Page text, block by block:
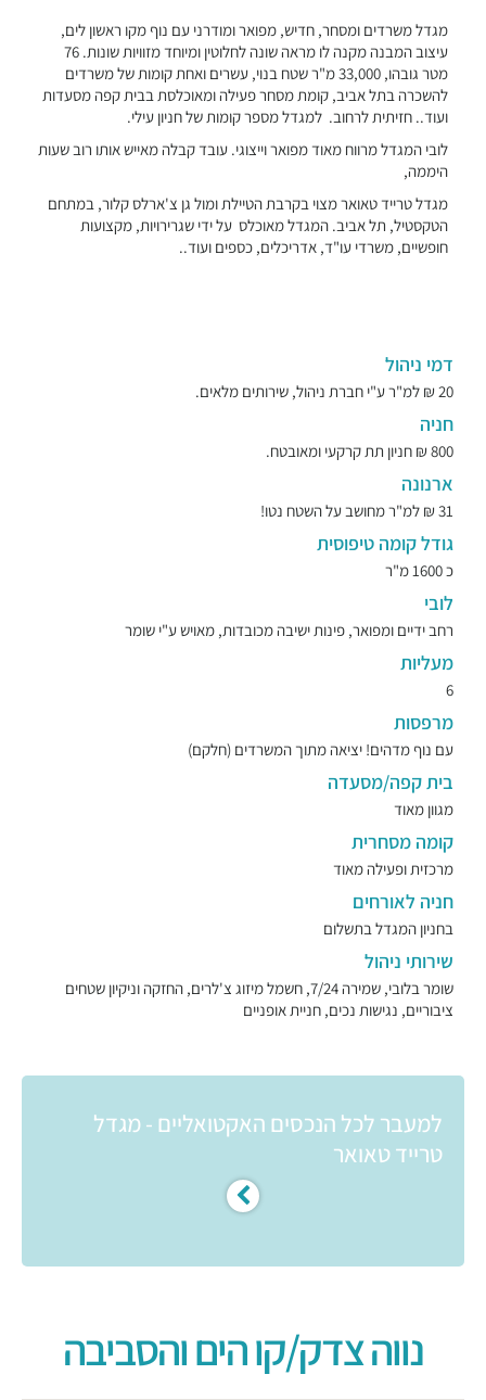
מגדל משרדים ומסחר, חדיש, מפואר ומודרני עם נוף מקו ראשון לים,
עיצוב המבנה מקנה לו מראה שונה לחלוטין ומיוחד מזוויות שונות. 76
מטר גובהו, 33,000 מ"ר שטח בנוי, עשרים ואחת קומות של משרדים
להשכרה בתל אביב, קומת מסחר פעילה ומאוכלסת בבית קפה מסעדות
ועוד.. חזיתית לרחוב. למגדל מספר קומות של חניון עילי.
לובי המגדל מרווח מאוד מפואר וייצוגי. עובד קבלה מאייש אותו רוב שעות
היממה,
מגדל טרייד טאואר מצוי בקרבת הטיילת ומול גן צ'ארלס קלור, במתחם
הטקסטיל, תל אביב. המגדל מאוכלס על ידי שגרירויות, מקצועות
חופשיים, משרדי עו"ד, אדריכלים, כספים ועוד..
דמי ניהול
20 ₪ למ"ר ע"י חברת ניהול, שירותים מלאים.
חניה
800 ₪ חניון תת קרקעי ומאובטח.
ארנונה
31 ₪ למ"ר מחושב על השטח נטו!
גודל קומה טיפוסית
כ 1600 מ"ר
לובי
רחב ידיים ומפואר, פינות ישיבה מכובדות, מאויש ע"י שומר
מעליות
6
מרפסות
עם נוף מדהים! יציאה מתוך המשרדים (חלקם)
בית קפה/מסעדה
מגוון מאוד
קומה מסחרית
מרכזית ופעילה מאוד
חניה לאורחים
בחניון המגדל בתשלום
שירותי ניהול
שומר בלובי, שמירה 7/24, חשמל מיזוג צ'לרים, החזקה וניקיון שטחים
ציבוריים, נגישות נכים, חניית אופניים
למעבר לכל הנכסים האקטואליים - מגדל
טרייד טאואר
נווה צדק/קו הים והסביבה